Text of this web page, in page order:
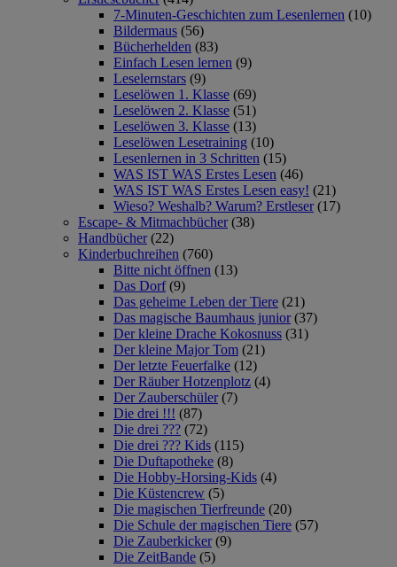
7-Minuten-Geschichten zum Lesenlernen (10)
Bildermaus (56)
Bücherhelden (83)
Einfach Lesen lernen (9)
Leselernstars (9)
Leselöwen 1. Klasse (69)
Leselöwen 2. Klasse (51)
Leselöwen 3. Klasse (13)
Leselöwen Lesetraining (10)
Lesenlernen in 3 Schritten (15)
WAS IST WAS Erstes Lesen (46)
WAS IST WAS Erstes Lesen easy! (21)
Wieso? Weshalb? Warum? Erstleser (17)
Escape- & Mitmachbücher (38)
Handbücher (22)
Kinderbuchreihen (760)
Bitte nicht öffnen (13)
Das Dorf (9)
Das geheime Leben der Tiere (21)
Das magische Baumhaus junior (37)
Der kleine Drache Kokosnuss (31)
Der kleine Major Tom (21)
Der letzte Feuerfalke (12)
Der Räuber Hotzenplotz (4)
Der Zauberschüler (7)
Die drei !!! (87)
Die drei ??? (72)
Die drei ??? Kids (115)
Die Duftapotheke (8)
Die Hobby-Horsing-Kids (4)
Die Küstencrew (5)
Die magischen Tierfreunde (20)
Die Schule der magischen Tiere (57)
Die Zauberkicker (9)
Die ZeitBande (5)